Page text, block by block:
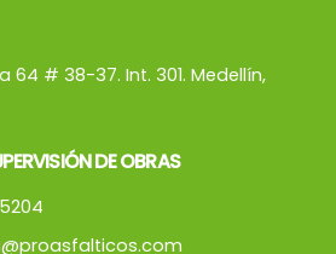
64 # 38-37. Int. 301. Medellín,
DE OBRAS